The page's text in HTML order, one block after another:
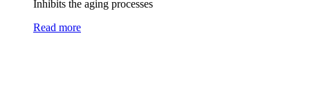
Inhibits the aging processes
Read more